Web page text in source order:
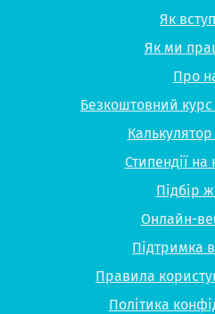
Як
Як ми
Про
Безкоштовний курс
Калькулятор
Стипендії
Підбір
Онлайн-
Підтримка
Правила
Політика